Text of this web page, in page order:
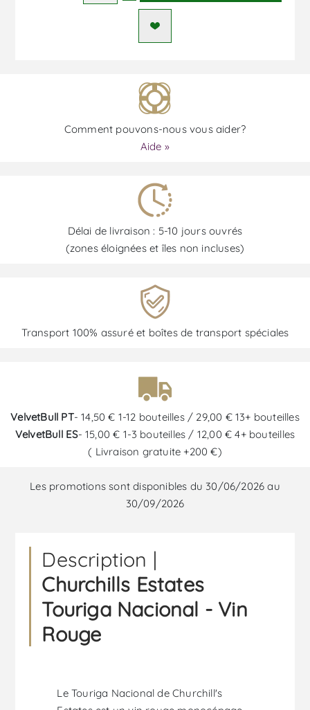
Comment pouvons-nous vous aider?
Aide »
Délai de livraison : 5-10 jours ouvrés
(zones éloignées et îles non incluses)
Transport 100% assuré et boîtes de transport spéciales
VelvetBull PT- 14,50 € 1-12 bouteilles / 29,00 € 13+ bouteilles
VelvetBull ES- 15,00 € 1-3 bouteilles / 12,00 € 4+ bouteilles
( Livraison gratuite +200 €)
Les promotions sont disponibles du 30/06/2026 au
30/09/2026
Description |
Churchills Estates
Touriga Nacional - Vin
Rouge
Le Touriga Nacional de Churchill's